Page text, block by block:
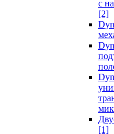
с
[2]
[1]